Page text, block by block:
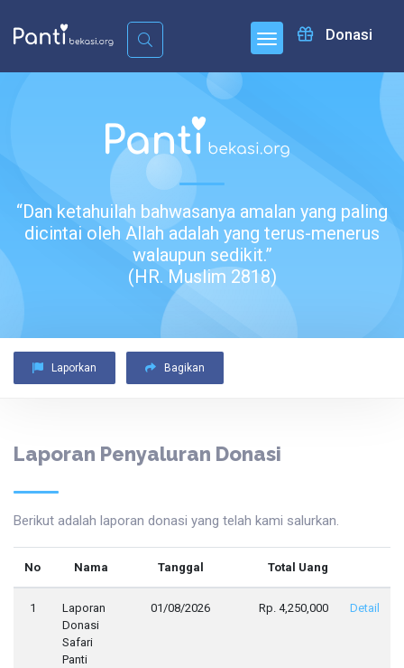
Donasi
“Dan ketahuilah bahwasanya amalan yang paling
dicintai oleh Allah adalah yang terus-menerus
walaupun sedikit.”
(HR. Muslim 2818)
Laporkan Bagikan
Laporan Penyaluran Donasi
Berikut adalah laporan donasi yang telah kami salurkan.
No Nama Tanggal Total Uang
1
Laporan
Donasi
Safari
Panti
01/08/2026 Rp. 4,250,000 Detail